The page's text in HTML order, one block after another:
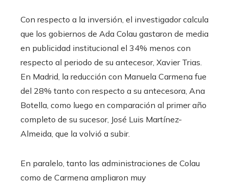
Con respecto a la inversión, el investigador calcula
que los gobiernos de Ada Colau gastaron de media
en publicidad institucional el 34% menos con
respecto al periodo de su antecesor, Xavier Trias.
En Madrid, la reducción con Manuela Carmena fue
del 28% tanto con respecto a su antecesora, Ana
Botella, como luego en comparación al primer año
completo de su sucesor, José Luis Martínez-
Almeida, que la volvió a subir.
En paralelo, tanto las administraciones de Colau
como de Carmena ampliaron muy